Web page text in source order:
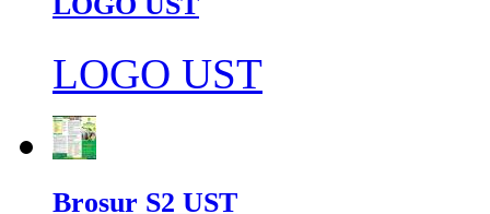
LOGO UST
Brosur S2 UST